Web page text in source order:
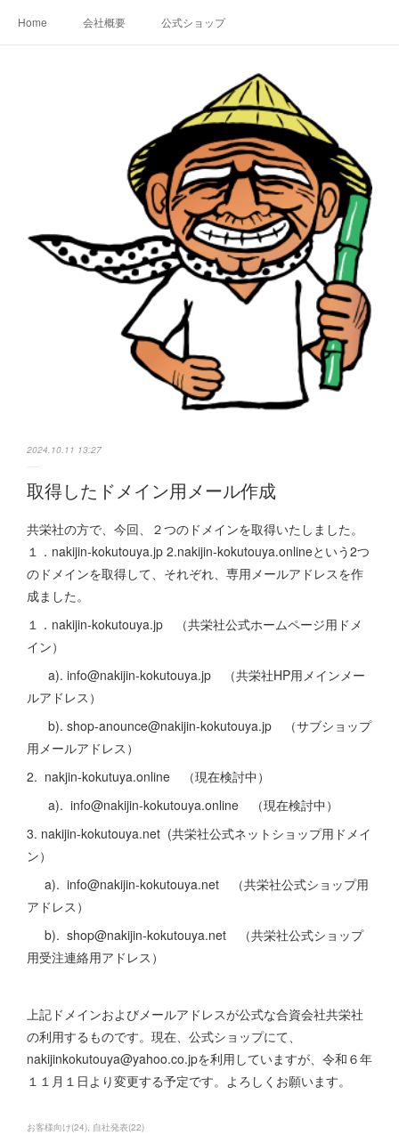
Home 会社概要 公式ショップ
2024.10.11 13:27
取得したドメイン用メール作成
共栄社の方で、今回、２つのドメインを取得いたしました。
１．nakijin-kokutouya.jp 2.nakijin-kokutouya.onlineという2つ
のドメインを取得して、それぞれ、専用メールアドレスを作
成ました。
１．nakijin-kokutouya.jp （共栄社公式ホームページ用ドメ
イン）
a). info@nakijin-kokutouya.jp （共栄社HP用メインメー
ルアドレス）
b). shop-anounce@nakijin-kokutouya.jp （サブショップ
用メールアドレス）
2. nakjin-kokutuya.online （現在検討中）
a). info@nakijin-kokutouya.online （現在検討中）
3. nakijin-kokutouya.net (共栄社公式ネットショップ用ドメイ
ン）
a). info@nakijin-kokutouya.net （共栄社公式ショップ用
アドレス）
b). shop@nakijin-kokutouya.net （共栄社公式ショップ
用受注連絡用アドレス）
上記ドメインおよびメールアドレスが公式な合資会社共栄社
の利用するものです。現在、公式ショップにて、
nakijinkokutouya@yahoo.co.jpを利用していますが、令和６年
１１月１日より変更する予定です。よろしくお願います。
お客様向け(24) 自社発表(22)